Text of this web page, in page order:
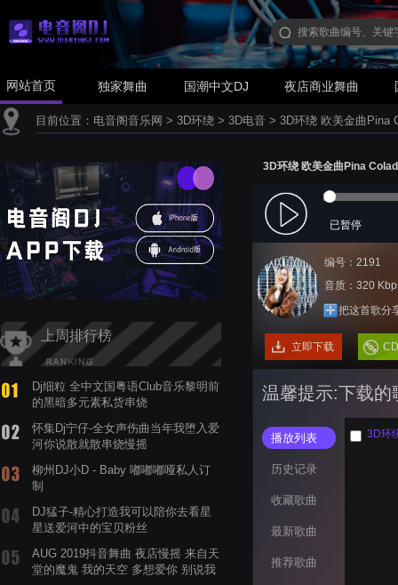
网站首页 独家舞曲 国潮中文DJ 夜店商业舞曲
目前位置： 电音阁音乐网 > 3D环绕 > 3D电音 > 3D环绕 欧美金曲Pina
上周排行榜
Dj细粒 全中文国粤语Club音乐黎明前
的黑暗多元素私货串烧
怀集Dj宁仔-全女声伤曲当年我堕入爱
河你说散就散串烧慢摇
柳州DJ小D - Baby 嘟嘟嘟哑私人订
制
DJ猛子-精心打造我可以陪你去看星
星送爱河中的宝贝粉丝
AUG 2019抖音舞曲 夜店慢摇 来自天
堂的魔鬼 我的天空 多想爱你 别说我
3D环绕 欧美金曲Pina
已暂停
编号：2191
音质：320
把这首歌分
立即下载
温馨提示:下载的
播放列表
历史记录
收藏歌曲
最新歌曲
推荐歌曲
3D环